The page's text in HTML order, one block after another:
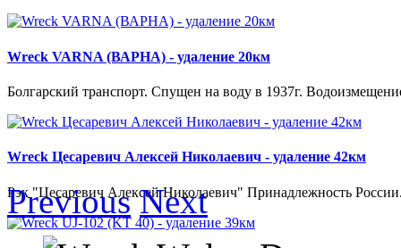
Wreck VARNA (ВАРНА) - удаление 20км
Болгарский транспорт. Спущен на воду в 1937г.
Wreck Цесаревич Алексей Николаевич - удаление 42км
Рэк "Цесаревич Алексей Николаевич" Принадлежность
Previous Next